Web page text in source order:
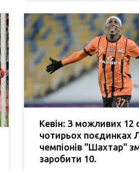
Кевін: З можливих 12
чотирьох поєдинках
чемпіонів "Шахтар"
заробити 10.